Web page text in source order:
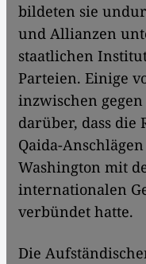
bildeten sie
und Allianzen
staatlichen
Parteien. Einige
inzwischen
darüber, dass die
Qaida-
Washington mit
internationalen
verbündet hatte.
Die